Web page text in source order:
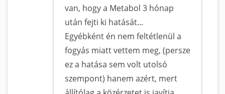
van, hogy a Metabol 3 hónap
után fejti ki hatását...
Egyébként én nem feltétlenül a
fogyás miatt vettem meg, (persze
ez a hatása sem volt utolsó
szempont) hanem azért, mert